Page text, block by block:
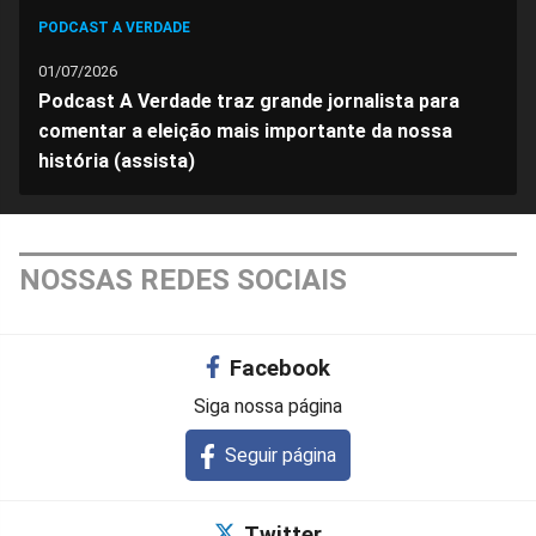
PODCAST A VERDADE
01/07/2026
Podcast A Verdade traz grande jornalista para
comentar a eleição mais importante da nossa
história (assista)
NOSSAS REDES SOCIAIS
Facebook
Siga nossa página
Seguir página